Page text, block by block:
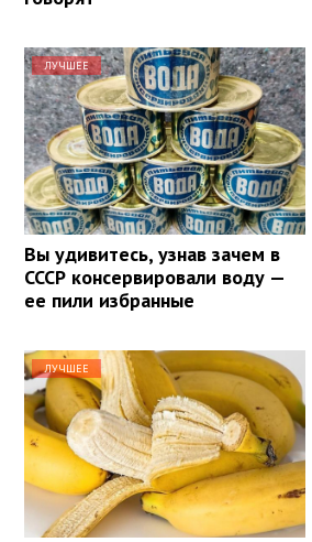
ЛУЧШЕЕ
Вы удивитесь, узнав зачем в
СССР консервировали воду —
ее пили избранные
ЛУЧШЕЕ